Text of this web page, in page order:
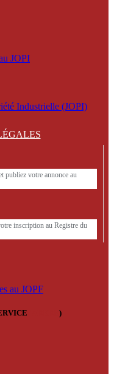
JOPI
Industrielle (JOPI)
publiez votre annonce au
inscription au Registre du
au JOPF
)